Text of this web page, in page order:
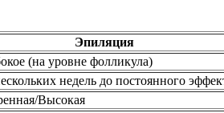
Эпиляция
(на уровне фолликула)
недель до постоянного
Высокая